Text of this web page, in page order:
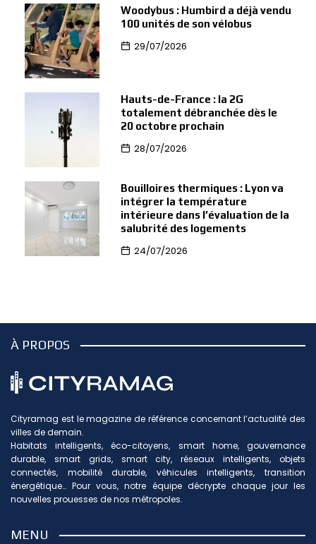
Woodybus : Humbird a déjà vendu
100 unités de son vélobus
29/07/2026
Hauts-de-France : la 2G
totalement débranchée dès le
20 octobre prochain
28/07/2026
Bouilloires thermiques : Lyon va
intégrer la température
intérieure dans l’évaluation de la
salubrité des logements
24/07/2026
À PROPOS
Cityramag est le magazine de référence concernant l’actualité des
villes de demain.
Habitats intelligents, éco-citoyens, smart home, gouvernance
durable, smart grids, smart city, réseaux intelligents, objets
connectés, mobilité durable, véhicules intelligents, transition
énergétique… Pour vous, notre équipe décrypte chaque jour les
nouvelles prouesses de nos métropoles.
MENU